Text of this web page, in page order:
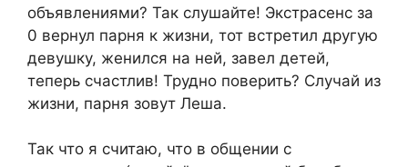
объявлениями? Так слушайте! Экстрасенс за
0 вернул парня к жизни, тот встретил другую
девушку, женился на ней, завел детей,
теперь счастлив! Трудно поверить? Случай из
жизни, парня зовут Леша.
Так что я считаю, что в общении с